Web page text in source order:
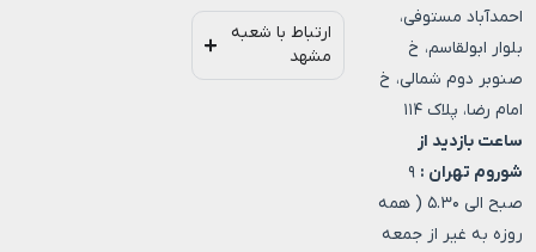
احمدآباد مستوفی،
بلوار ابولقاسم، خ
صنوبر دوم شمالی، خ
امام رضا، پلاک ۱۱۴
ساعت بازدید از
شوروم تهران : ۹
صبح الی ۵.۳۰ ( همه
روزه به غیر از جمعه
ارتباط با شعبه
مشهد